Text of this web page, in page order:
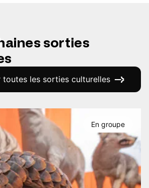
sorties
toutes les sorties culturelles
En groupe